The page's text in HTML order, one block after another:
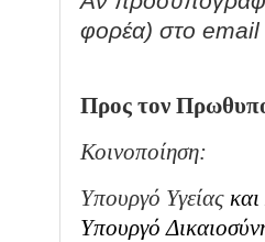
φορέα) στο email
Προς τον
Κοινοποίηση:
Υπουργό Υγείας
Υπουργό